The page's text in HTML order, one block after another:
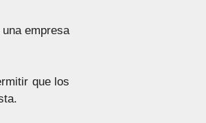
empresa
que los